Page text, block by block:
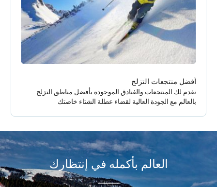
أفضل منتجعات التزلج
نقدم لك المنتجعات والفنادق الموجودة بأفضل مناطق التزلج
بالعالم مع الجودة العالية لقضاء عطلة الشتاء خاصتك
العالم بأكمله في إنتظارك